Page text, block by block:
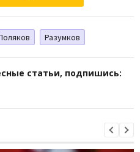
Разумков
статьи, подпишись: